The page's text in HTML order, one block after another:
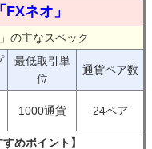
ネオ」
の主なスペック
最低取引単
位
通貨ペア数
1000通貨 24ペア
めポイント】